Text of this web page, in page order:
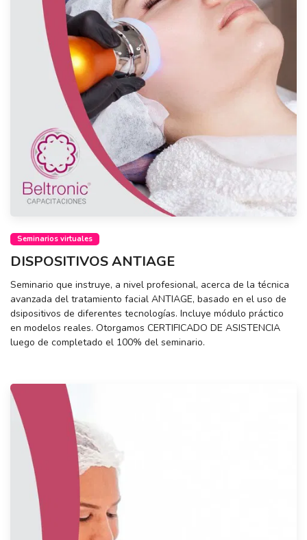
Seminarios virtuales
DISPOSITIVOS ANTIAGE
Seminario que instruye, a nivel profesional, acerca de la técnica
avanzada del tratamiento facial ANTIAGE, basado en el uso de
dsipositivos de diferentes tecnologías. Incluye módulo práctico
en modelos reales. Otorgamos CERTIFICADO DE ASISTENCIA
luego de completado el 100% del seminario.